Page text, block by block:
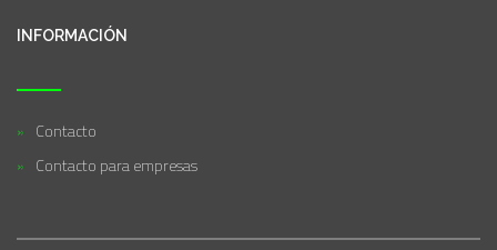
INFORMACIÓN
Contacto
Contacto para empresas